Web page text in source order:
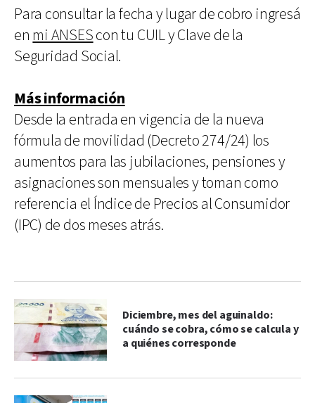
Para consultar la fecha y lugar de cobro ingresá
en mi ANSEScon tu CUIL y Clave de la
Seguridad Social.
Más información
Desde la entrada en vigencia de la nueva
fórmula de movilidad (Decreto 274/24) los
aumentos para las jubilaciones, pensiones y
asignaciones son mensuales y toman como
referencia el Índice de Precios al Consumidor
(IPC) de dos meses atrás.
Diciembre, mes del aguinaldo:
cuándo se cobra, cómo se calcula y
a quiénes corresponde